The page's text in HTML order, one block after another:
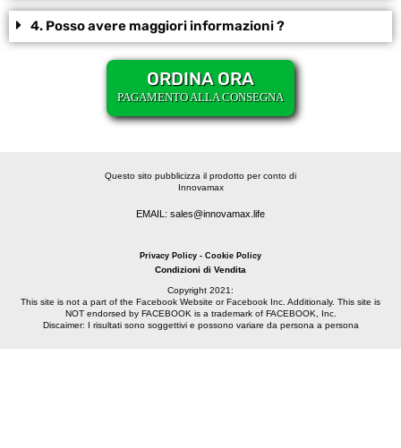
4. Posso avere maggiori informazioni ?
ORDINA ORA
PAGAMENTO ALLA CONSEGNA
Questo sito pubblicizza il prodotto per conto di
Innovamax
EMAIL: sales@innovamax.life
Privacy Policy - Cookie Policy
Condizioni di Vendita
Copyright 2021:
This site is not a part of the Facebook Website or Facebook Inc. Additionaly. This site is
NOT endorsed by FACEBOOK is a trademark of FACEBOOK, Inc.
Discaimer: I risultati sono soggettivi e possono variare da persona a persona